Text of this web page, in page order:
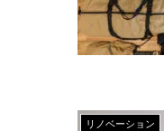
リノベーション